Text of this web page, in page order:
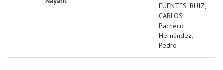
FUENTES RUIZ,
CARLOS;
Pacheco
Hernández,
Pedro